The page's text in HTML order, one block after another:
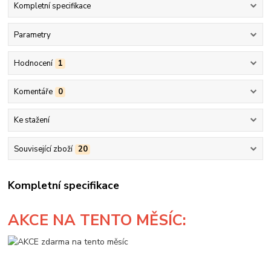
Kompletní specifikace
Parametry
Hodnocení 1
Komentáře 0
Ke stažení
Související zboží 20
Kompletní specifikace
AKCE NA TENTO MĚSÍC: